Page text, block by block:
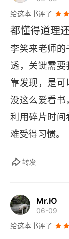
而不是为了满
律知识和法
承担后果，
行，谁决策
决策。专注
习惯。保持
担和麻烦。
出来的，孩子
己做，成年
子。
给这本书评了
都懂得道理
李笑来老师
透，关键需
靠发现，是
没这么爱看书
利用碎片时间
难受得习惯。
转发
Mr.Ю
06-09
给这本书评了